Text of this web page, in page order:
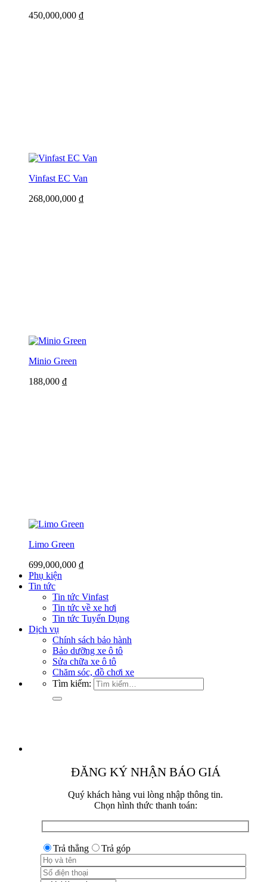
450,000,000 ₫
Vinfast EC Van
268,000,000 ₫
Minio Green
188,000 ₫
Limo Green
699,000,000 ₫
Phụ kiện
Tin tức
Tin tức Vinfast
Tin tức về xe hơi
Tin tức Tuyển Dụng
Dịch vụ
Chính sách bảo hành
Bảo dưỡng xe ô tô
Sửa chữa xe ô tô
Chăm sóc, đồ chơi xe
Tìm kiếm:
ĐĂNG KÝ NHẬN BÁO GIÁ
Quý khách hàng vui lòng nhập thông tin.
Chọn hình thức thanh toán:
Trả thẳng Trả góp